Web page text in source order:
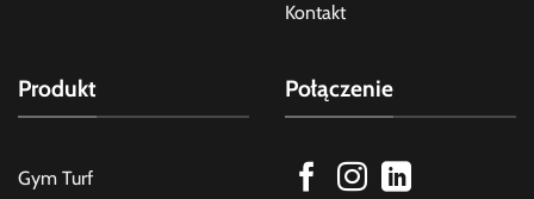
Kontakt
Produkt
Gym Turf
Połączenie